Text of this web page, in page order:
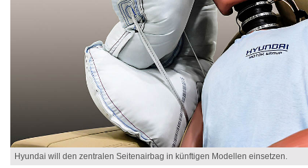
Hyundai will den zentralen Seitenairbag in künftigen Modellen einsetzen.